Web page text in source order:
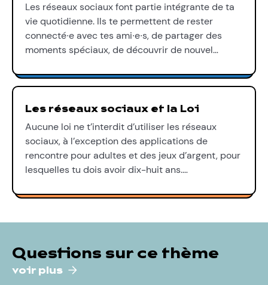
Les réseaux sociaux font partie intégrante de ta
vie quotidienne. Ils te permettent de rester
connecté∙e avec tes ami∙e∙s, de partager des
moments spéciaux, de découvrir de nouvel…
Les réseaux sociaux et la Loi
Aucune loi ne t’interdit d’utiliser les réseaux
sociaux, à l’exception des applications de
rencontre pour adultes et des jeux d’argent, pour
lesquelles tu dois avoir dix-huit ans.…
Questions sur ce thème
voir plus